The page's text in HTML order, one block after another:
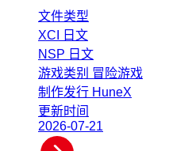
文件类型
XCI
日文
NSP 日文
游戏类别 冒险游戏
制作发行 HuneX
更新时间
2026-07-21